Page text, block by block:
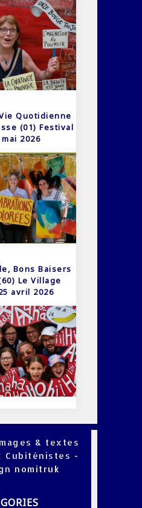
Quotidienne
(01) Festival
mai 2026
Bons Baisers
(60) Le Village
avril 2026
& textes
Cubiténistes -
nomitruk